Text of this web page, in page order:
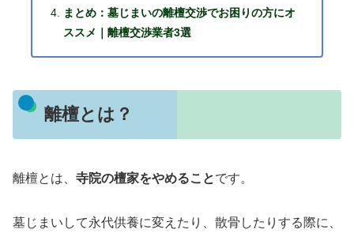
まとめ：墓じまいの離檀交渉でお困りの方にオ
ススメ｜離檀交渉業者3選
離檀とは？
離檀とは、 寺院の檀家をやめることです。
墓じまいして永代供養に変えたり、散骨したりする際に、